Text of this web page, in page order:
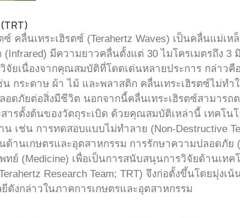
ซ์ คลื่นเทระเฮิรตซ์ (Terahertz Waves) เป็นคลื่นแม่เ
(Infrared) มีความยาวคลื่นตั้งแต่ 30 ไมโครเมตรถึง 3
จัยเนื่องจากคุณสมบัติที่โดดเด่นหลายประการ กล่าวคื
กระดาษ ผ้า ไม้ และพลาสติก คลื่นเทระเฮิรตซ์ไม่ทำ
อดภัยต่อสิ่งมีชีวิต นอกจากนี้คลื่นเทระเฮิรตซ์สามาร
ารตั้งต้นของวัตถุระเบิด ด้วยคุณสมบัติเหล่านี้ เทคโน
เช่น การทดสอบแบบไม่ทำลาย (Non-Destructive
ด้านเกษตรและอุตสาหกรรม การรักษาความปลอดภัย
ทย์ (Medicine) เพื่อเป็นการสนับสนุนการวิจัยด้านเทค
Research Team; TRT) จึงก่อตั้งขึ้นโดยมุ่
ดังกล่าวในภาคการเกษตรและอุตสาหกรรม